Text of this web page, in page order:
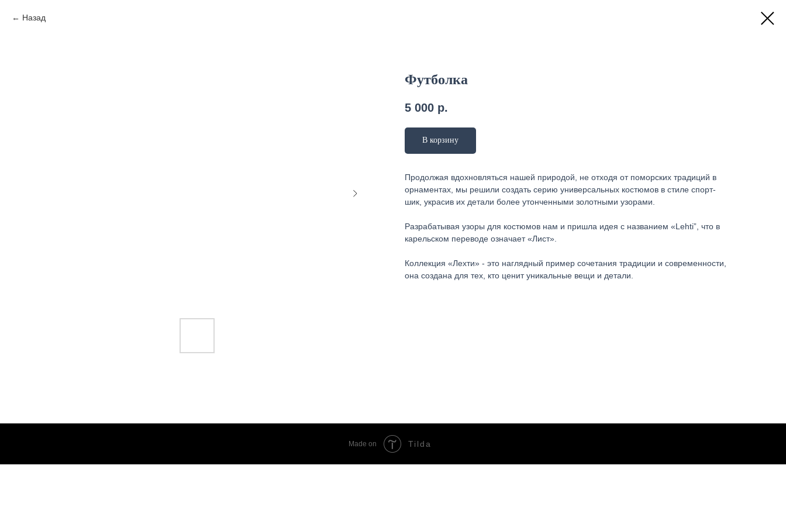
Назад
Футболка
5 000 р.
В корзину
Продолжая вдохновляться нашей природой, не отходя от поморских традиций в
орнаментах, мы решили создать серию универсальных костюмов в стиле спорт-
шик, украсив их детали более утонченными золотными узорами.
Разрабатывая узоры для костюмов нам и пришла идея с названием «Lehti”, что в
карельском переводе означает «Лист».
Коллекция «Лехти» - это наглядный пример сочетания традиции и современности,
она создана для тех, кто ценит уникальные вещи и детали.
Made on Tilda